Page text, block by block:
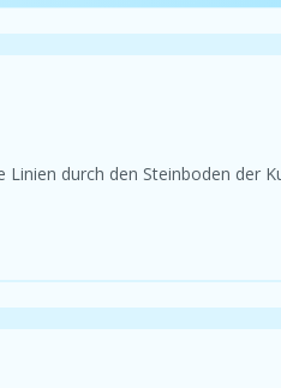
durch den Steinboden der